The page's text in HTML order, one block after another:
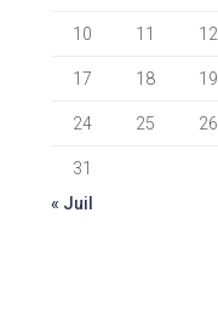
10 11 12
17 18 19
24 25 26
31
« Juil